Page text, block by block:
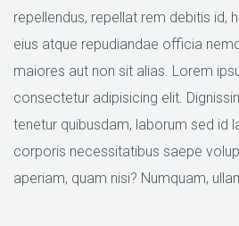
repellendus, repellat rem debitis id,
eius atque repudiandae officia
maiores aut non sit alias. Lorem
consectetur adipisicing elit.
tenetur quibusdam, laborum sed id
corporis necessitatibus saepe
aperiam, quam nisi? Numquam,